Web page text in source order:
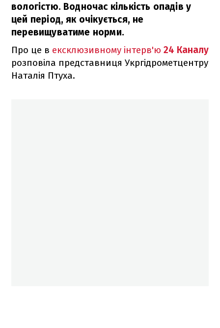
вологістю. Водночас кількість опадів у
цей період, як очікується, не
перевищуватиме норми.
Про це в ексклюзивному інтерв'ю 24 Каналу
розповіла представниця Укргідрометцентру
Наталія Птуха.